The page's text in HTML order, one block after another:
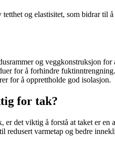
og elastisitet, som bidrar
og veggkonstruksjon for
for å forhindre fuktinntrengning.
for å opprettholde god isolasjon.
for tak?
er det viktig å forstå at taket er
redusert varmetap og bedre